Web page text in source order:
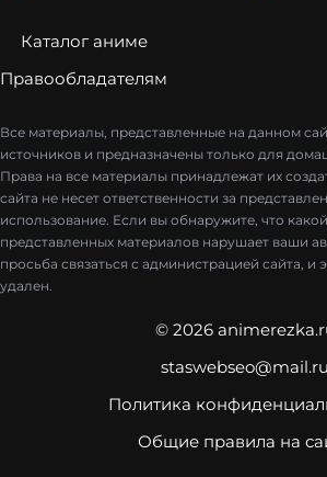
Каталог аниме
Правообладателям
Все материалы, представленные на данном
источников и предназначены только для
Права на все материалы принадлежат их
сайта не несет ответственности за
использование. Если вы обнаружите, что
представленных материалов нарушает ваши
просьба связаться с администрацией сайта, и
удален.
© 2026
staswebseo@mail.ru
Политика
Общие правила на